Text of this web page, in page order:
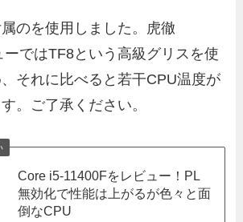
のを使用しました。虎徹
ではTF8という高級グリスを使
それに比べると若干CPU温度が
。ご了承ください。
Core i5-11400Fをレビュー！PL
無効化で性能は上がるが色々と面
倒なCPU